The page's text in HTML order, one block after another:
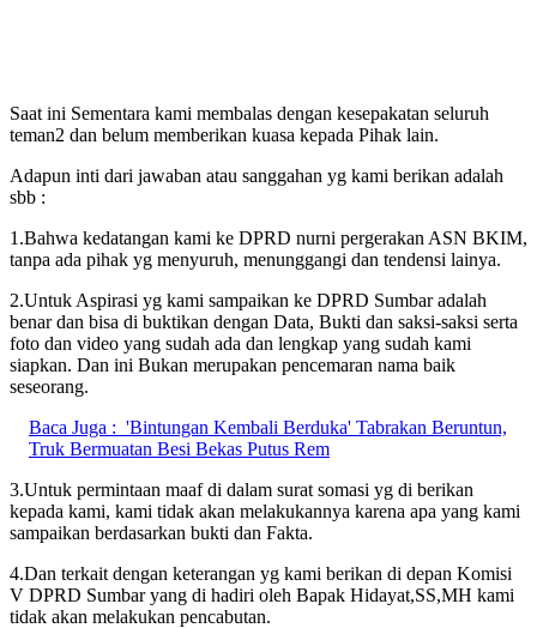
Saat ini Sementara kami membalas dengan kesepakatan seluruh
teman2 dan belum memberikan kuasa kepada Pihak lain.
Adapun inti dari jawaban atau sanggahan yg kami berikan adalah
sbb :
1.Bahwa kedatangan kami ke DPRD nurni pergerakan ASN BKIM,
tanpa ada pihak yg menyuruh, menunggangi dan tendensi lainya.
2.Untuk Aspirasi yg kami sampaikan ke DPRD Sumbar adalah
benar dan bisa di buktikan dengan Data, Bukti dan saksi-saksi serta
foto dan video yang sudah ada dan lengkap yang sudah kami
siapkan. Dan ini Bukan merupakan pencemaran nama baik
seseorang.
Baca Juga : 'Bintungan Kembali Berduka' Tabrakan Beruntun,
Truk Bermuatan Besi Bekas Putus Rem
3.Untuk permintaan maaf di dalam surat somasi yg di berikan
kepada kami, kami tidak akan melakukannya karena apa yang kami
sampaikan berdasarkan bukti dan Fakta.
4.Dan terkait dengan keterangan yg kami berikan di depan Komisi
V DPRD Sumbar yang di hadiri oleh Bapak Hidayat,SS,MH kami
tidak akan melakukan pencabutan.